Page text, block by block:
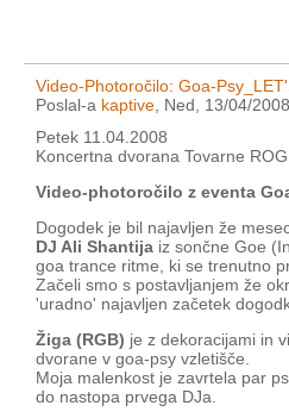
Video-Photoročilo: Goa-
Poslal-a kaptive , Ned, 13/04/
Petek 11.04.2008
Koncertna dvorana Tovarne
Video-photoročilo z eventa
Dogodek je bil najavljen že
DJ Ali Shantija iz sončne Goe
goa trance ritme, ki se trenutno
Začeli smo s postavljanjem že
'uradno' najavljen začetek
Žiga (RGB) je z dekoracijami in
dvorane v goa-psy vzletišče.
Moja malenkost je zavrtela par
do nastopa prvega DJa.